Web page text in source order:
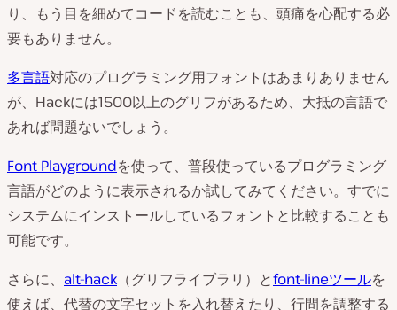
り、もう目を細めてコードを読むことも、頭痛を心配する必
要もありません。
多言語対応のプログラミング用フォントはあまりありません
が、Hackには1500以上のグリフがあるため、大抵の言語で
あれば問題ないでしょう。
Font Playgroundを使って、普段使っているプログラミング
言語がどのように表示されるか試してみてください。すでに
システムにインストールしているフォントと比較することも
可能です。
さらに、 alt-hack （グリフライブラリ）とfont-lineツールを
使えば、代替の文字セットを入れ替えたり、行間を調整する